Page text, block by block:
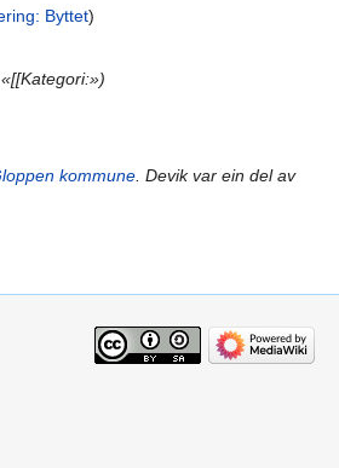
Byttet
kommune. Devik var ein del av